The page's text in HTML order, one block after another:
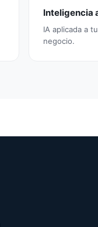
Inteligencia
IA aplicada a
negocio.